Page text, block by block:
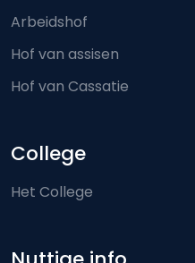
Arbeidshof
Hof van assisen
Hof van Cassatie
College
Het College